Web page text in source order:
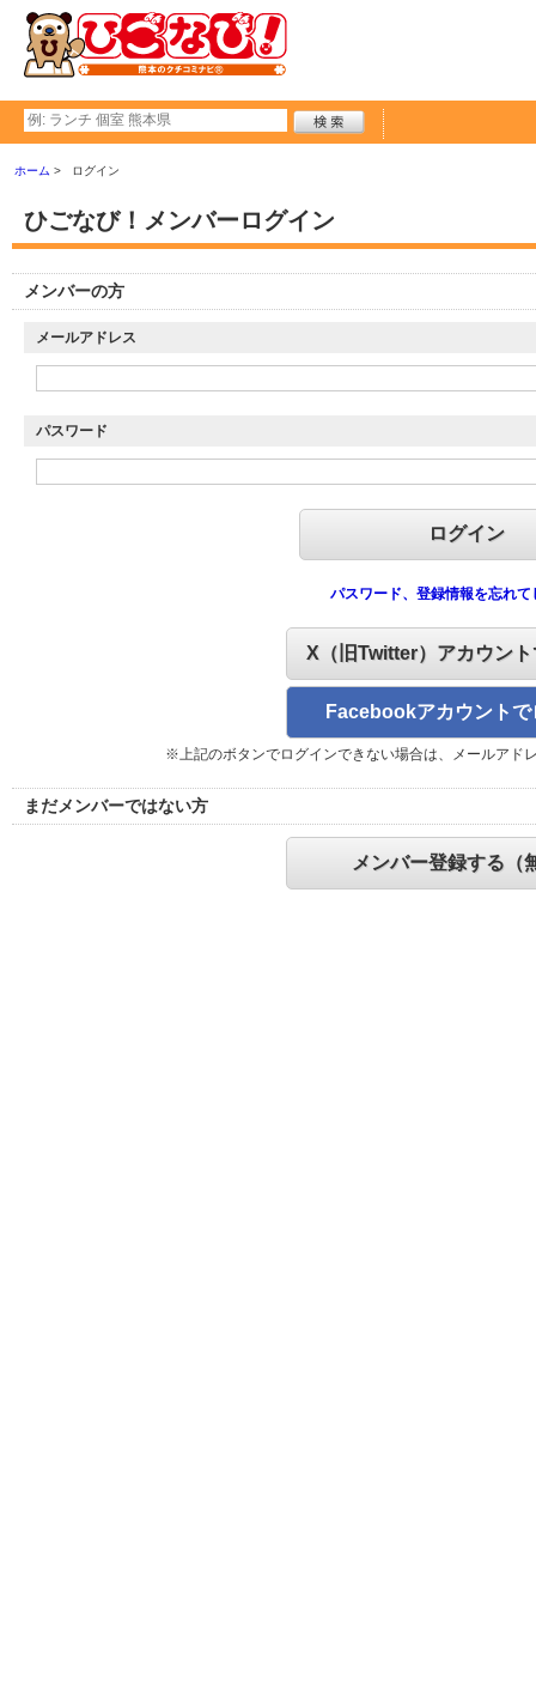
ホーム ログイン
ひごなび！メンバーログイン
メンバーの方
メールアドレス
パスワード
パスワード、登録情報を忘れて
X（旧Twitter）アカウン
Facebookアカウントで
※上記のボタンでログインできない場合は、メールアド
まだメンバーではない方
メンバー登録する（